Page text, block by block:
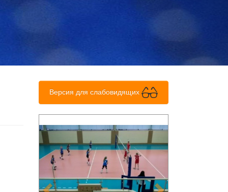
Версия для слабовидящих
Previous Next